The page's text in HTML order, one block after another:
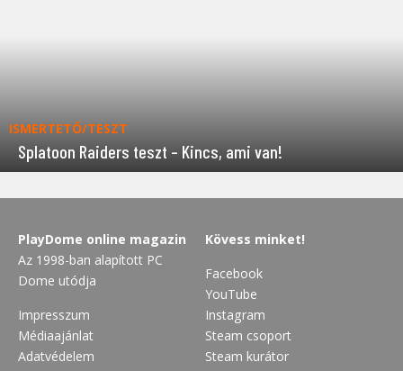
ISMERTETŐ/TESZT
Splatoon Raiders teszt – Kincs, ami van!
PlayDome online magazin
Az 1998-ban alapított PC
Dome utódja
Impresszum
Médiaajánlat
Adatvédelem
Kövess minket!
Facebook
YouTube
Instagram
Steam csoport
Steam kurátor